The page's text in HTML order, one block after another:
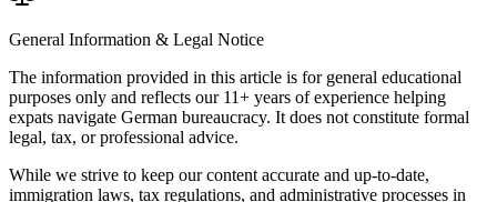
General Information & Legal Notice
The information provided in this article is for general educational
purposes only and reflects our 11+ years of experience helping
expats navigate German bureaucracy. It does not constitute formal
legal, tax, or professional advice.
While we strive to keep our content accurate and up-to-date,
immigration laws, tax regulations, and administrative processes in